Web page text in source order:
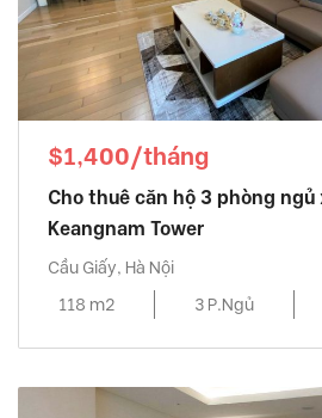
$1,400/tháng
Cho thuê căn hộ 3 phòng
Keangnam Tower
Cầu Giấy, Hà Nội
118 m2
3 P.Ngủ